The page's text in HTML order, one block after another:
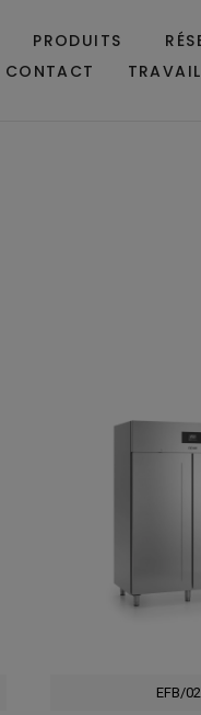
PRODUITS
CONTACT
EFB/02